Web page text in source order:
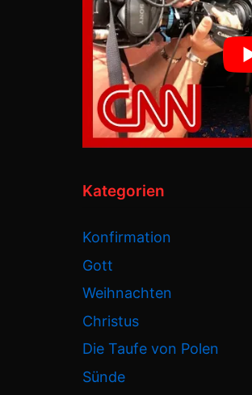
Kategorien
Konfirmation
Gott
Weihnachten
Christus
Die Taufe von Polen
Sünde